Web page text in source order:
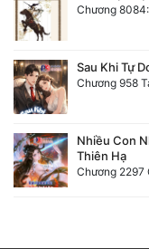
Chương
Sau Khi Tự
Nhiều Con
Thiên Hạ
Chương 2297